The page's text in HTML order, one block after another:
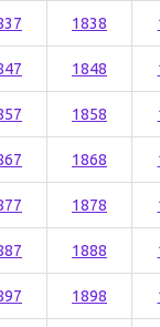
1838
1848
1858
1868
1878
1888
1898